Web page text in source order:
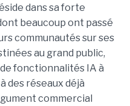
dans sa forte
beaucoup ont passé
communautés sur ses
au grand public,
de fonctionnalités IA à
des réseaux déjà
commercial